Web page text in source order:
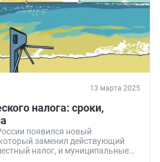
13 марта 2025
налога: сроки,
появился новый
заменил действующий
налог, и муниципальные